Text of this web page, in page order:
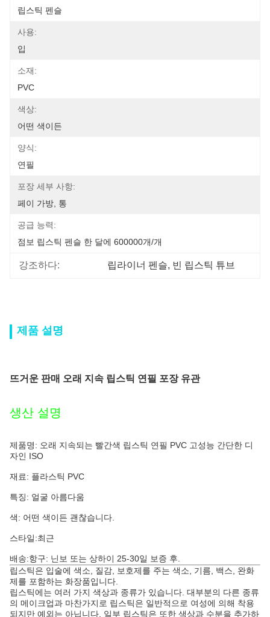
립스틱 펜슬
사용:
입
소재:
PVC
색상:
어떤 색이든
양식:
연필
포장 세부 사항:
페이 가방, 통
공급 능력:
점보 립스틱 펜슬 한 달에 600000개/개
강조하다: 립라이너 펜슬, 빈 립스틱 튜브
제품 설명
뜨거운 판매 오래 지속 립스틱 연필 포장 유관
생산 설명
제품명: 오래 지속되는 빨간색 립스틱 연필 PVC 고성능 간단한 디
자인 ISO
재료: 플라스틱 PVC
특징: 얼굴 아름다움
색: 어떤 색이든 괜찮습니다.
스타일:최근
배송:항구: 닌보 또는 상하이 25-30일 보증 후.
립스틱은 입술에 색소, 질감, 보호제를 주는 색소, 기름, 백스, 완화
제를 포함하는 화장품입니다.
립스틱에는 여러 가지 색상과 종류가 있습니다. 대부분의 다른 종류
의 메이크업과 마찬가지로 립스틱은 일반적으로 여성에 의해 착용
되지만 예외는 아닙니다. 일부 립스틱은 또한 색상과 수분을 추가하